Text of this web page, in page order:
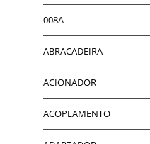
008A
ABRACADEIRA
ACIONADOR
ACOPLAMENTO